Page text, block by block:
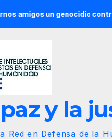
genocidio contra Cuba?
y la
Red en Defensa de la